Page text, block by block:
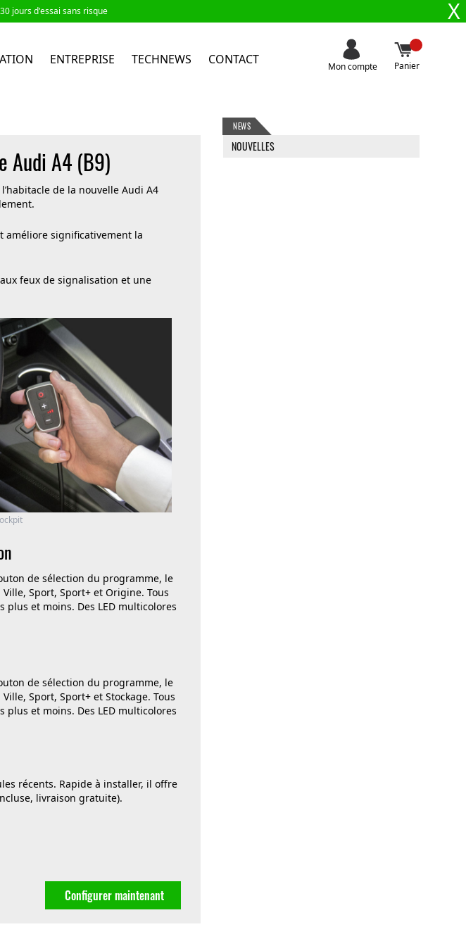
jours d'essai sans risque X
ENTREPRISE TECHNEWS CONTACT Mon compte Panier
NEWS
NOUVELLES
Audi A4 (B9)
de la nouvelle Audi A4
améliore significativement la
feux de signalisation et une
de sélection du programme, le
Sport, Sport+ et Origine. Tous
et moins. Des LED multicolores
de sélection du programme, le
Sport, Sport+ et Stockage. Tous
et moins. Des LED multicolores
récents. Rapide à installer, il offre
livraison gratuite).
Configurer maintenant